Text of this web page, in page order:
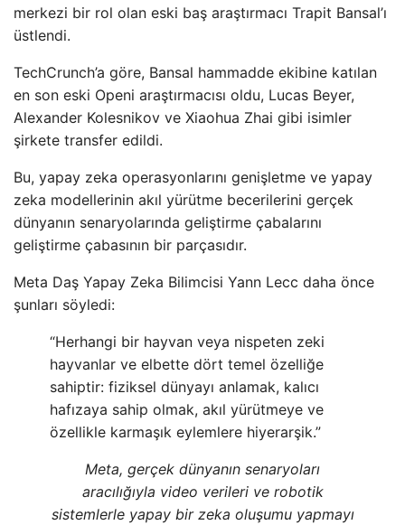
merkezi bir rol olan eski baş araştırmacı Trapit Bansal’ı
üstlendi.
TechCrunch’a göre, Bansal hammadde ekibine katılan
en son eski Openi araştırmacısı oldu, Lucas Beyer,
Alexander Kolesnikov ve Xiaohua Zhai gibi isimler
şirkete transfer edildi.
Bu, yapay zeka operasyonlarını genişletme ve yapay
zeka modellerinin akıl yürütme becerilerini gerçek
dünyanın senaryolarında geliştirme çabalarını
geliştirme çabasının bir parçasıdır.
Meta Daş Yapay Zeka Bilimcisi Yann Lecc daha önce
şunları söyledi:
“Herhangi bir hayvan veya nispeten zeki
hayvanlar ve elbette dört temel özelliğe
sahiptir: fiziksel dünyayı anlamak, kalıcı
hafızaya sahip olmak, akıl yürütmeye ve
özellikle karmaşık eylemlere hiyerarşik.”
Meta, gerçek dünyanın senaryoları
aracılığıyla video verileri ve robotik
sistemlerle yapay bir zeka oluşumu yapmayı